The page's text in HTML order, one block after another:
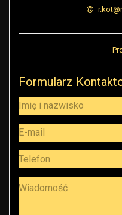
Formularz